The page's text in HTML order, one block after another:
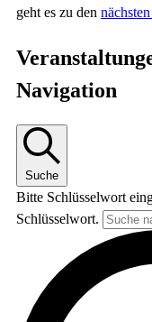
geht es zu den
Navigation
Suche
Bitte Schlüsselwort
Schlüsselwort.